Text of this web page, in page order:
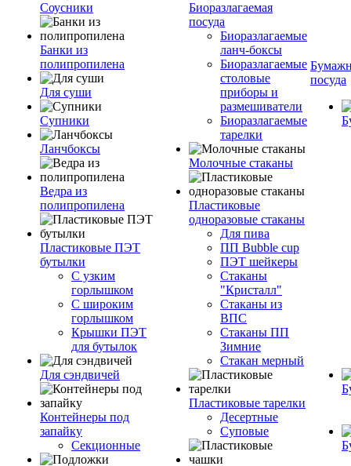
Соусники
Банки из
полипропилена
Для суши
Супники
Ланчбоксы
Ведра из
полипропилена
Пластиковые ПЭТ
бутылки
С узким
горлышком
С широким
горлышком
Крышки ПЭТ
для бутылок
Для сэндвичей
Контейнеры под
запайку
Секционные
Биоразлагаемая
посуда
Биоразлагаемые
ланч-боксы
Биоразлагаемые
столовые
приборы и
размешиватели
Биоразлагаемые
тарелки
Молочные стаканы
Пластиковые
одноразовые стаканы
Для пива
ПП Bubble cup
ПЭТ шейкеры
Стаканы
"Кристалл"
Стаканы из
ВПС
Стаканы ПП
Зимние
Стакан мерный
Пластиковые тарелки
Десертные
Суповые
посуда